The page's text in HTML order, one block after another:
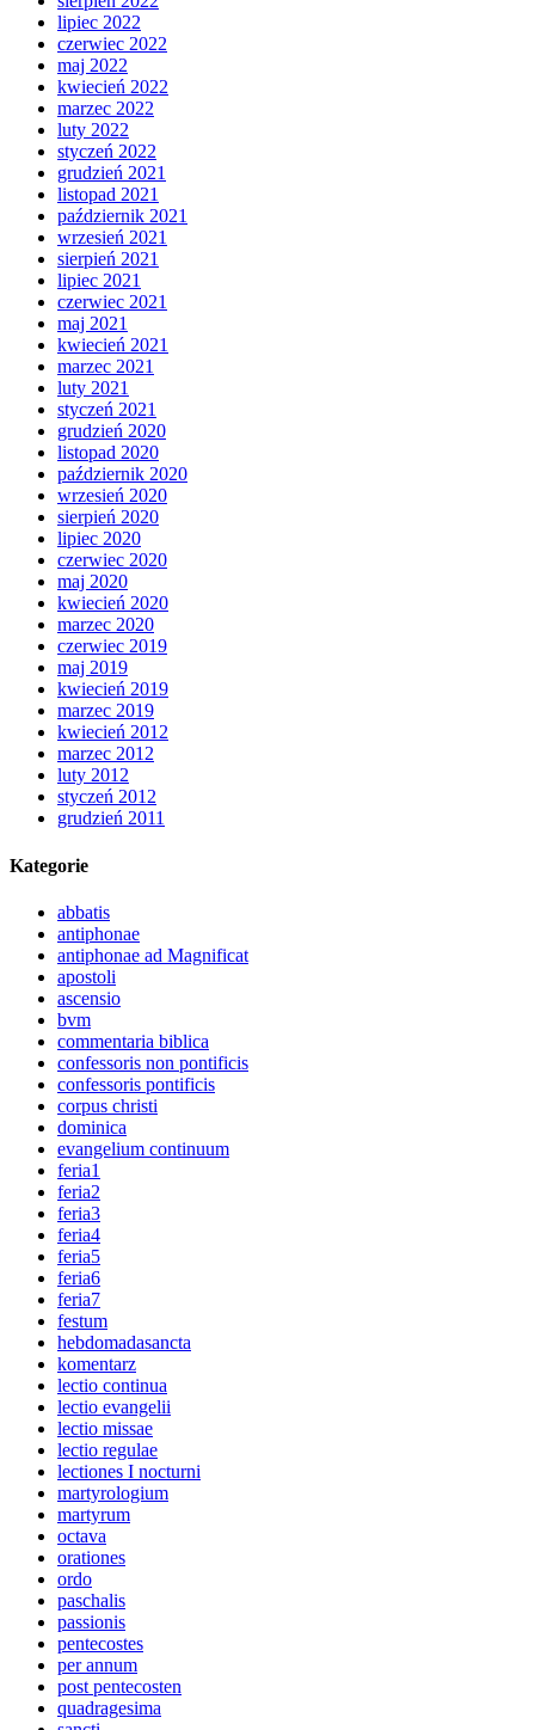
lipiec 2022
czerwiec 2022
maj 2022
kwiecień 2022
marzec 2022
luty 2022
styczeń 2022
grudzień 2021
listopad 2021
październik 2021
wrzesień 2021
sierpień 2021
lipiec 2021
czerwiec 2021
maj 2021
kwiecień 2021
marzec 2021
luty 2021
styczeń 2021
grudzień 2020
listopad 2020
październik 2020
wrzesień 2020
sierpień 2020
lipiec 2020
czerwiec 2020
maj 2020
kwiecień 2020
marzec 2020
czerwiec 2019
maj 2019
kwiecień 2019
marzec 2019
kwiecień 2012
marzec 2012
luty 2012
styczeń 2012
grudzień 2011
Kategorie
abbatis
antiphonae
antiphonae ad Magnificat
apostoli
ascensio
bvm
commentaria biblica
confessoris non pontificis
confessoris pontificis
corpus christi
dominica
evangelium continuum
feria1
feria2
feria3
feria4
feria5
feria6
feria7
festum
hebdomadasancta
komentarz
lectio continua
lectio evangelii
lectio missae
lectio regulae
lectiones I nocturni
martyrologium
martyrum
octava
orationes
ordo
paschalis
passionis
pentecostes
per annum
post pentecosten
quadragesima